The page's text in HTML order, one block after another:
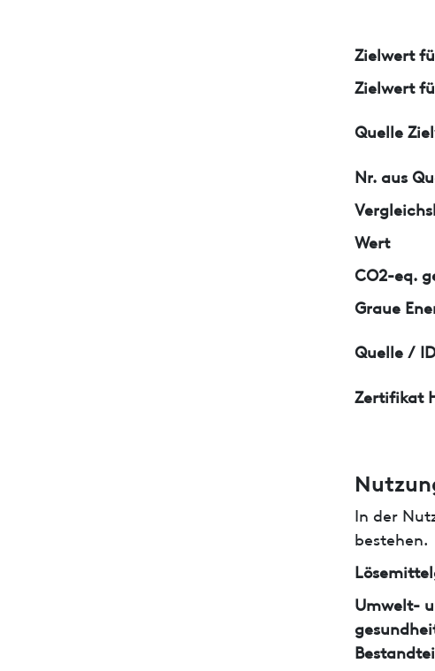
Zielwert
Zielwert
Quelle
Nr. aus
Wert
CO2-eq.
Graue
Quelle /
Zertifikat
In der
bestehen.
Umwelt-